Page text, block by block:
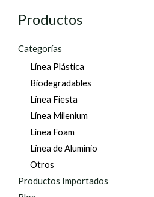
Productos
Categorías
Línea Plástica
Biodegradables
Línea Fiesta
Línea Milenium
Línea Foam
Línea de Aluminio
Otros
Productos Importados